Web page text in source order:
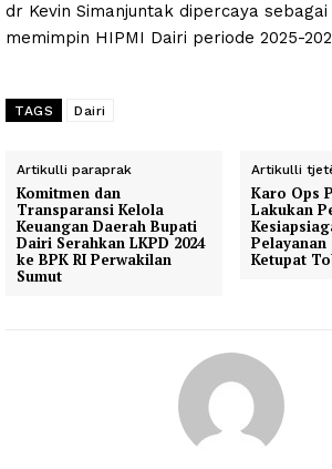
dr Kevin Simanjuntak dipercaya
memimpin HIPMI Dairi periode 2025-
TAGS Dairi
Artikulli paraprak
Komitmen dan
Transparansi Kelola
Keuangan Daerah Bupati
Dairi Serahkan LKPD 2024
ke BPK RI Perwakilan
Sumut
Artikulli
Karo Ops
Lakukan
Pelayanan
Ketupat